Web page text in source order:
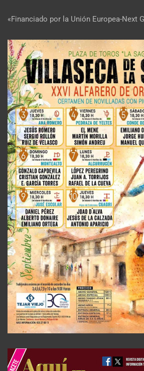
«Financiado por la Unión Europea-Next